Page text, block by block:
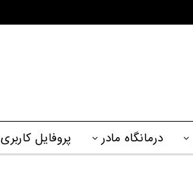
درمانگاه مادر پروفایل کاربری